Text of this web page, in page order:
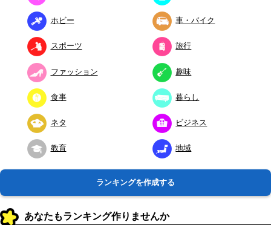
ホビー 車・バイク
スポーツ 旅行
ファッション 趣味
食事 暮らし
ネタ ビジネス
教育 地域
ランキングを作成する
あなたもランキング作りませんか